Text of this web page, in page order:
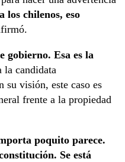
los chilenos, eso
gobierno. Esa es la
la candidata
su visión, este caso es
frente a la propiedad
poquito parece.
Se está